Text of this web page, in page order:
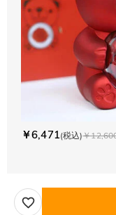
￥6,471(税込)￥